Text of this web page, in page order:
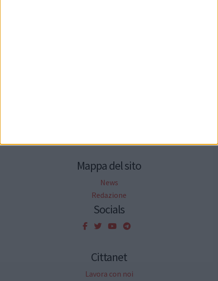
Mappa del sito
News
Redazione
Socials
Cittanet
Lavora con noi